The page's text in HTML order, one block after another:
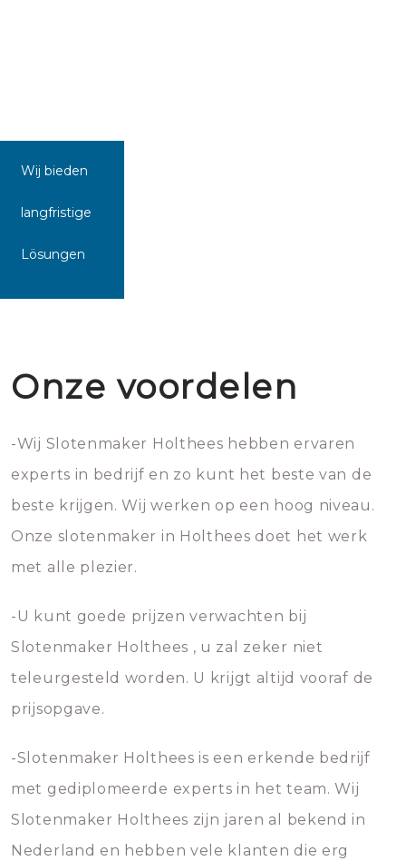
Wij bieden
langfristige
Lösungen
Onze voordelen
-Wij Slotenmaker Holthees hebben ervaren
experts in bedrijf en zo kunt het beste van de
beste krijgen. Wij werken op een hoog niveau.
Onze slotenmaker in Holthees doet het werk
met alle plezier.
-U kunt goede prijzen verwachten bij
Slotenmaker Holthees , u zal zeker niet
teleurgesteld worden. U krijgt altijd vooraf de
prijsopgave.
-Slotenmaker Holthees is een erkende bedrijf
met gediplomeerde experts in het team. Wij
Slotenmaker Holthees zijn jaren al bekend in
Nederland en hebben vele klanten die erg